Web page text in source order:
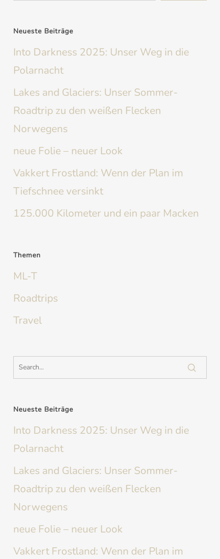
Neueste Beiträge
Into Darkness 2025: Unser Weg in die
Polarnacht
Lakes and Glaciers: Unser Sommer-
Roadtrip zu den weißen Flecken
Norwegens
neue Folie – neuer Look
Vakkert Frostland: Wenn der Plan im
Tiefschnee versinkt
125.000 Kilometer und ein paar Macken
Themen
ML-T
Roadtrips
Travel
Neueste Beiträge
Into Darkness 2025: Unser Weg in die
Polarnacht
Lakes and Glaciers: Unser Sommer-
Roadtrip zu den weißen Flecken
Norwegens
neue Folie – neuer Look
Vakkert Frostland: Wenn der Plan im